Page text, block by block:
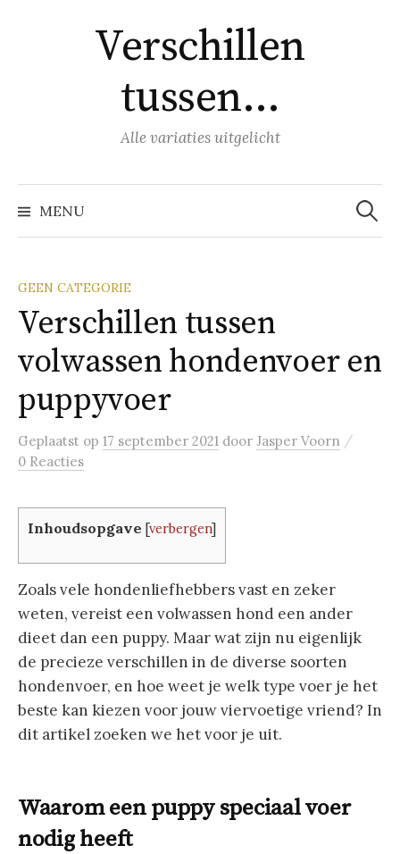
Verschillen
tussen…
Alle variaties uitgelicht
MENU
Zoeken
naar:
GEEN CATEGORIE
Verschillen tussen
volwassen hondenvoer en
puppyvoer
Geplaatst op 17 september 2021 door Jasper Voorn /
0 Reacties
Inhoudsopgave [verbergen]
Zoals vele hondenliefhebbers vast en zeker
weten, vereist een volwassen hond een ander
dieet dan een puppy. Maar wat zijn nu eigenlijk
de precieze verschillen in de diverse soorten
hondenvoer, en hoe weet je welk type voer je het
beste kan kiezen voor jouw viervoetige vriend? In
dit artikel zoeken we het voor je uit.
Waarom een puppy speciaal voer
nodig heeft